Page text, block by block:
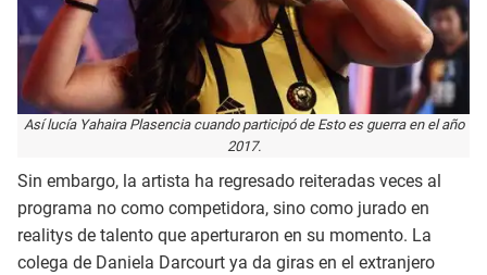
Así lucía Yahaira Plasencia cuando participó de Esto es guerra en el año
2017.
Sin embargo, la artista ha regresado reiteradas veces al
programa no como competidora, sino como jurado en
realitys de talento que aperturaron en su momento. La
colega de Daniela Darcourt ya da giras en el extranjero